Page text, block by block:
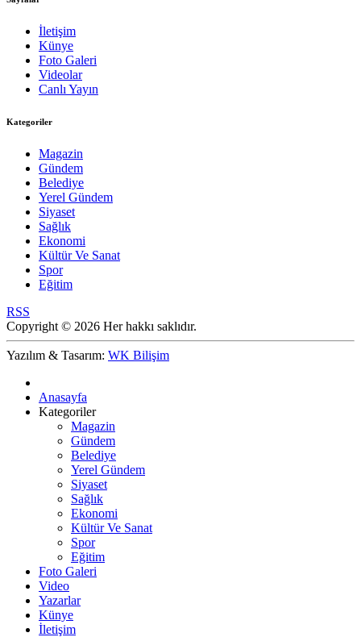
İletişim
Künye
Foto Galeri
Videolar
Canlı Yayın
Kategoriler
Magazin
Gündem
Belediye
Yerel Gündem
Siyaset
Sağlık
Ekonomi
Kültür Ve Sanat
Spor
Eğitim
RSS
Copyright © 2026 Her hakkı saklıdır.
Yazılım & Tasarım: WK Bilişim
Anasayfa
Kategoriler
Magazin
Gündem
Belediye
Yerel Gündem
Siyaset
Sağlık
Ekonomi
Kültür Ve Sanat
Spor
Eğitim
Foto Galeri
Video
Yazarlar
Künye
İletişim